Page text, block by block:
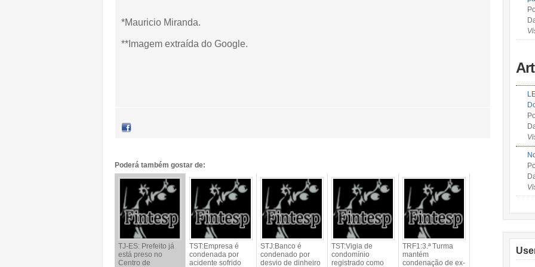
*Mauricio Miranda.
**Imagem extraída do Google.
Poderá também gostar de:
TJ-ES: Prefeito já
está preso no
Centro de
TST:Empresa é
condenada por
acidente sofrido
STJ:Banco é
condenado por
desvio de dinheiro
TST:Vigia de
condomínio
registrado como
TRF1:3.ª Turma
mantém
condenação de ex-